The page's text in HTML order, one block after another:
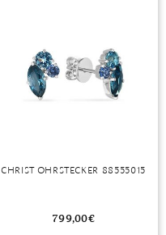
CHRIST OHRSTECKER 88555015
799,00€